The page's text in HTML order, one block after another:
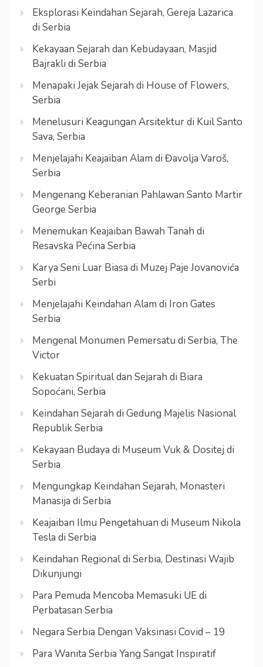
Eksplorasi Keindahan Sejarah, Gereja Lazarica
di Serbia
Kekayaan Sejarah dan Kebudayaan, Masjid
Bajrakli di Serbia
Menapaki Jejak Sejarah di House of Flowers,
Serbia
Menelusuri Keagungan Arsitektur di Kuil Santo
Sava, Serbia
Menjelajahi Keajaiban Alam di Đavolja Varoš,
Serbia
Mengenang Keberanian Pahlawan Santo Martir
George Serbia
Menemukan Keajaiban Bawah Tanah di
Resavska Pećina Serbia
Karya Seni Luar Biasa di Muzej Paje Jovanovića
Serbi
Menjelajahi Keindahan Alam di Iron Gates
Serbia
Mengenal Monumen Pemersatu di Serbia, The
Victor
Kekuatan Spiritual dan Sejarah di Biara
Sopoćani, Serbia
Keindahan Sejarah di Gedung Majelis Nasional
Republik Serbia
Kekayaan Budaya di Museum Vuk & Dositej di
Serbia
Mengungkap Keindahan Sejarah, Monasteri
Manasija di Serbia
Keajaiban Ilmu Pengetahuan di Museum Nikola
Tesla di Serbia
Keindahan Regional di Serbia, Destinasi Wajib
Dikunjungi
Para Pemuda Mencoba Memasuki UE di
Perbatasan Serbia
Negara Serbia Dengan Vaksinasi Covid – 19
Para Wanita Serbia Yang Sangat Inspiratif